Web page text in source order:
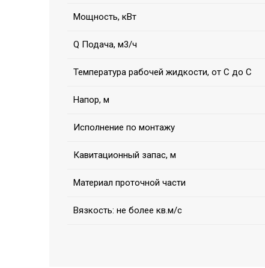
Мощность, кВт
Q Подача, м3/ч
Температура рабочей жидкости, от С до С
Напор, м
Исполнение по монтажу
Кавитационный запас, м
Материал проточной части
Вязкость: не более кв.м/с